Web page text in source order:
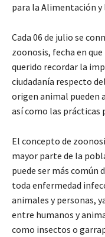
para la Alimentación
Cada 06 de julio se
zoonosis, fecha en
querido recordar la
ciudadanía respecto
origen animal pueden
así como las prácticas
El concepto de
mayor parte de la
puede ser más común
toda enfermedad
animales y personas,
entre humanos y
como insectos o